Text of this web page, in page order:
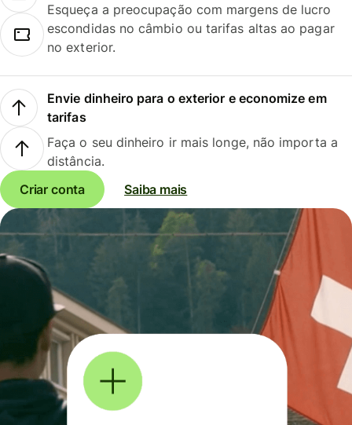
Esqueça a preocupação com margens de lucro
escondidas no câmbio ou tarifas altas ao pagar
no exterior.
Envie dinheiro para o exterior e economize em
tarifas
Faça o seu dinheiro ir mais longe, não importa a
distância.
Criar conta
Saiba mais